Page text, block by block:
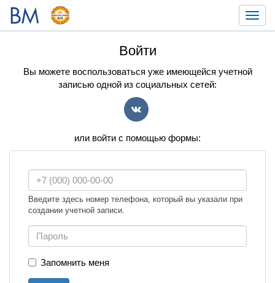
Войти
Вы можете воспользоваться уже имеющейся учетной
записью одной из социальных сетей:
или войти с помощью формы:
Введите здесь номер телефона, который вы указали при
создании учетной записи.
Запомнить меня